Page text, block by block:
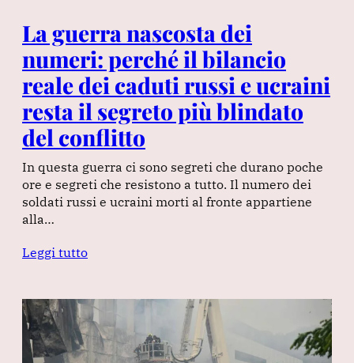
La guerra nascosta dei
numeri: perché il bilancio
reale dei caduti russi e ucraini
resta il segreto più blindato
del conflitto
In questa guerra ci sono segreti che durano poche
ore e segreti che resistono a tutto. Il numero dei
soldati russi e ucraini morti al fronte appartiene
alla…
Leggi tutto